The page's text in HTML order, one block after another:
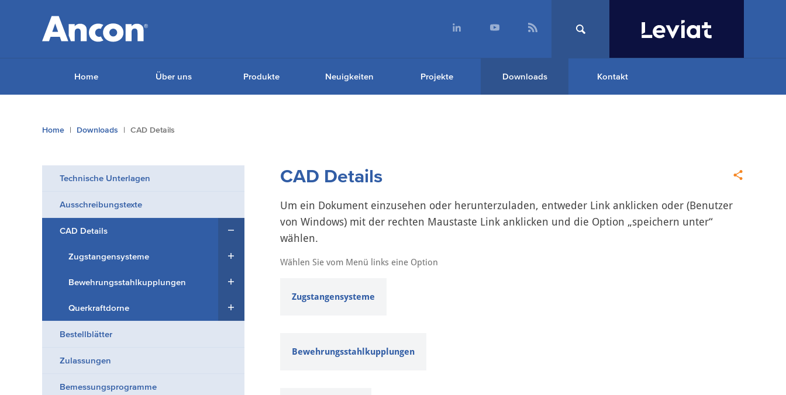
Home Über uns Produkte Neuigkeiten Projekte Downloads Kontakt
You
Home Downloads CAD Details
CAD Details
Um ein Dokument einzusehen oder herunterzuladen, entweder Link anklicken oder (Benutzer
von Windows) mit der rechten Maustaste Link anklicken und die Option „speichern unter“
wählen.
Wählen Sie vom Menü links eine Option
Zugstangensysteme
Bewehrungsstahlkupplungen
Technische Unterlagen
Ausschreibungstexte
CAD Details
Zugstangensysteme
Bewehrungsstahlkupplungen
Querkraftdorne
Bestellblätter
Zulassungen
Bemessungsprogramme